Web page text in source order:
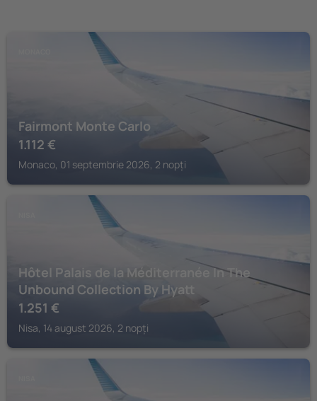
Fairmont Monte Carlo
1.112 €
Monaco, 01 septembrie 2026, 2 nopți
Hôtel Palais de la Méditerranée In The
Unbound Collection By Hyatt
1.251 €
Nisa, 14 august 2026, 2 nopți